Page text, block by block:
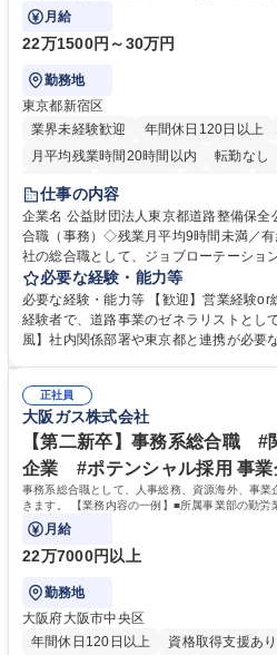
ております！ ※下記業務詳細
月給
22万1500円～30万円
勤務地
東京都新宿区
業界未経験歓迎
年間休日120日以上
月平均残業時間20時間以内
転勤なし
研修あり
退職金あり
駅近5分以内
資格取得手当あり 食
仕事の内容
企業名 公益財団法人東京都道路整備保全公社 求人名 【都庁グル
合職（事務）◇残業月平均9時間未満／有給年平均
社の総合職として、ジョブローテーショ
等のフロント部門の部署等幅広い部署で
制度やキャリア支援が充実しております！ ※下記
管理部門：広報、人事、経理など当公社
門：駐車場の新規開拓、管理運営、新宿
道路施設や道路工事現場の見学ツアー事
へ配属。※業務内容変更の範囲：会社の定める業務 募集職
ープ】総合職（事務）◇残業月平均9時
必要な経験・能力等
必要な経験・能力等 【歓迎】営業経験or
経験者で、道路事業のゼネラリストとし
風】社内関係部署や東京都と連携が必要
部門など多岐に渡る業務を経験できます
事業の他、新宿駅西口広場内に設置され
イン」の管理運営を行うなど、事業収益
います。 学歴・資格 学歴：大学院 大学 高専 短大 専修学校 高校 語学力：
資格：
正社員
大阪ガス株式会社
【第二新卒】事務系総合職 #
企業 #ポテンシャル採用 事業
事務系総合職として、人事総務、資源海外、事
きます。 【業務内容の一例】■所属事業部の勤労
門の企画スタッフ、ルート営業
月給
22万7000円以上
勤務地
大阪府大阪市中央区
年間休日120日以上
資格取得支援あり